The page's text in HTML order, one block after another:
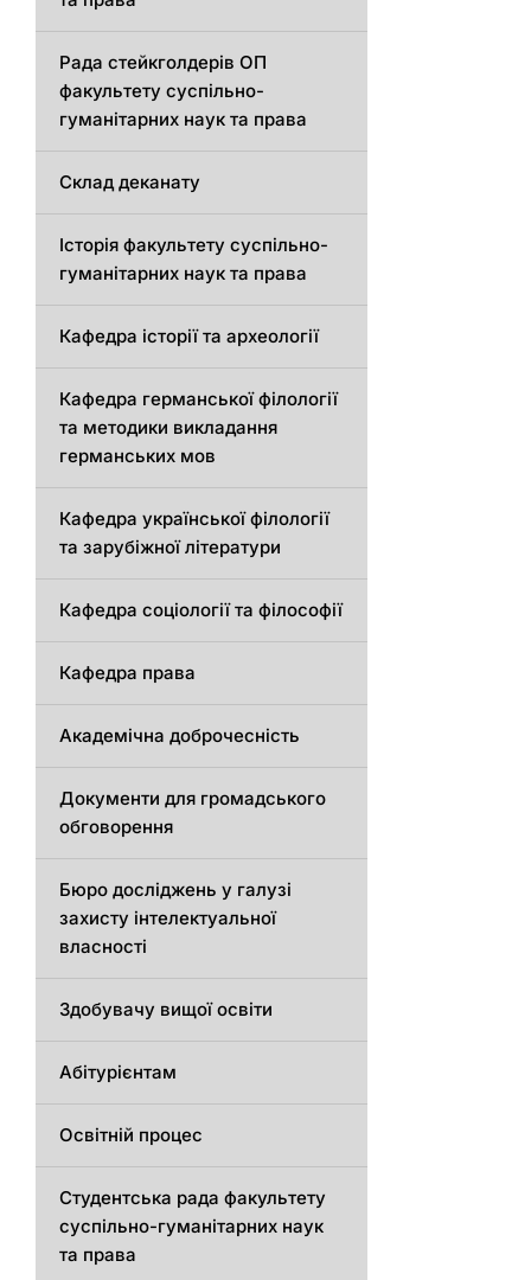
Рада стейкголдерів ОП
факультету суспільно-
гуманітарних наук та права
Склад деканату
Історія факультету суспільно-
гуманітарних наук та права
Кафедра історії та археології
Кафедрa германської філології
та методики викладання
германських мов
Кафедра української філології
та зарубіжної літератури
Кафедра соціології та філософії
Кафедра права
Академічна доброчесність
Документи для громадського
обговорення
Бюро досліджень у галузі
захисту інтелектуальної
власності
Здобувачу вищої освіти
Абітурієнтам
Освітній процес
Студентська рада факультету
суспільно-гуманітарних наук
та права